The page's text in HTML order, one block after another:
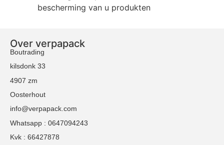
bescherming van u produkten
Over verpapack
Boutrading
kilsdonk 33
4907 zm
Oosterhout
info@verpapack.com
Whatsapp : 0647094243
Kvk : 66427878